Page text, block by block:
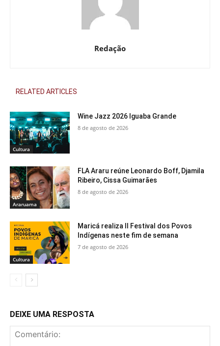
Redação
RELATED ARTICLES
Cultura
Wine Jazz 2026 Iguaba Grande
8 de agosto de 2026
Araruama
FLA Araru reúne Leonardo Boff, Djamila
Ribeiro, Cissa Guimarães
8 de agosto de 2026
Cultura
Maricá realiza II Festival dos Povos
Indígenas neste fim de semana
7 de agosto de 2026
DEIXE UMA RESPOSTA